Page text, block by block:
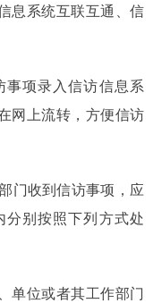
息系统互联互通、信
项录入信访信息系
网上流转，方便信访
收到信访事项，应
分别按照下列方式处
位或者其工作部门